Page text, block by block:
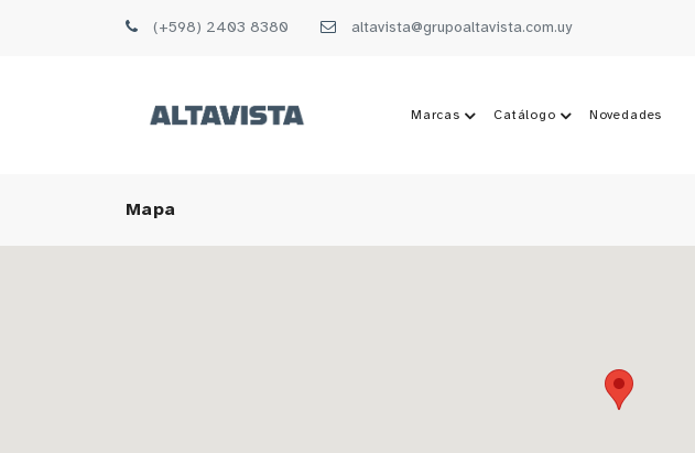
(+598) 2403 8380 altavista@grupoaltavista.com.uy
Marcas Catálogo Novedades
Mapa